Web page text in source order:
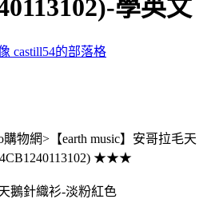
學英文
castill54的部落格
購物網>【earth music】安哥拉毛天
★★★
鵝針織衫-淡粉紅色